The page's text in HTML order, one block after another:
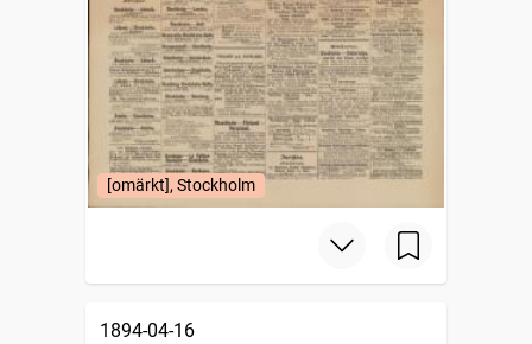
[omärkt], Stockholm
1894-04-16